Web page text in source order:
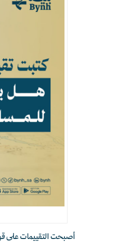
أصبحت التقييمات على